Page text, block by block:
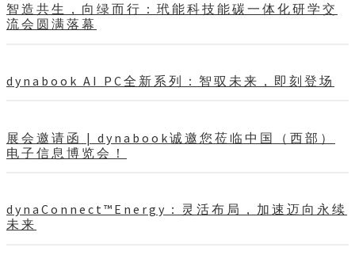
智造共生，向绿而行：玳能科技能碳一体化研学交
流会圆满落幕
dynabook AI PC全新系列：智驭未来，即刻登场
展会邀请函 | dynabook诚邀您莅临中国（西部）
电子信息博览会！
dynaConnect™Energy：灵活布局，加速迈向永续
未来